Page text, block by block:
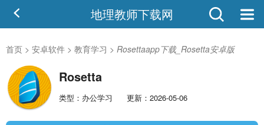
地理教师下载网
首页 > 安卓软件 > 教育学习 > Rosettaapp下载_Rosetta安卓版
Rosetta
类型：办公学习 更新：2026-05-06